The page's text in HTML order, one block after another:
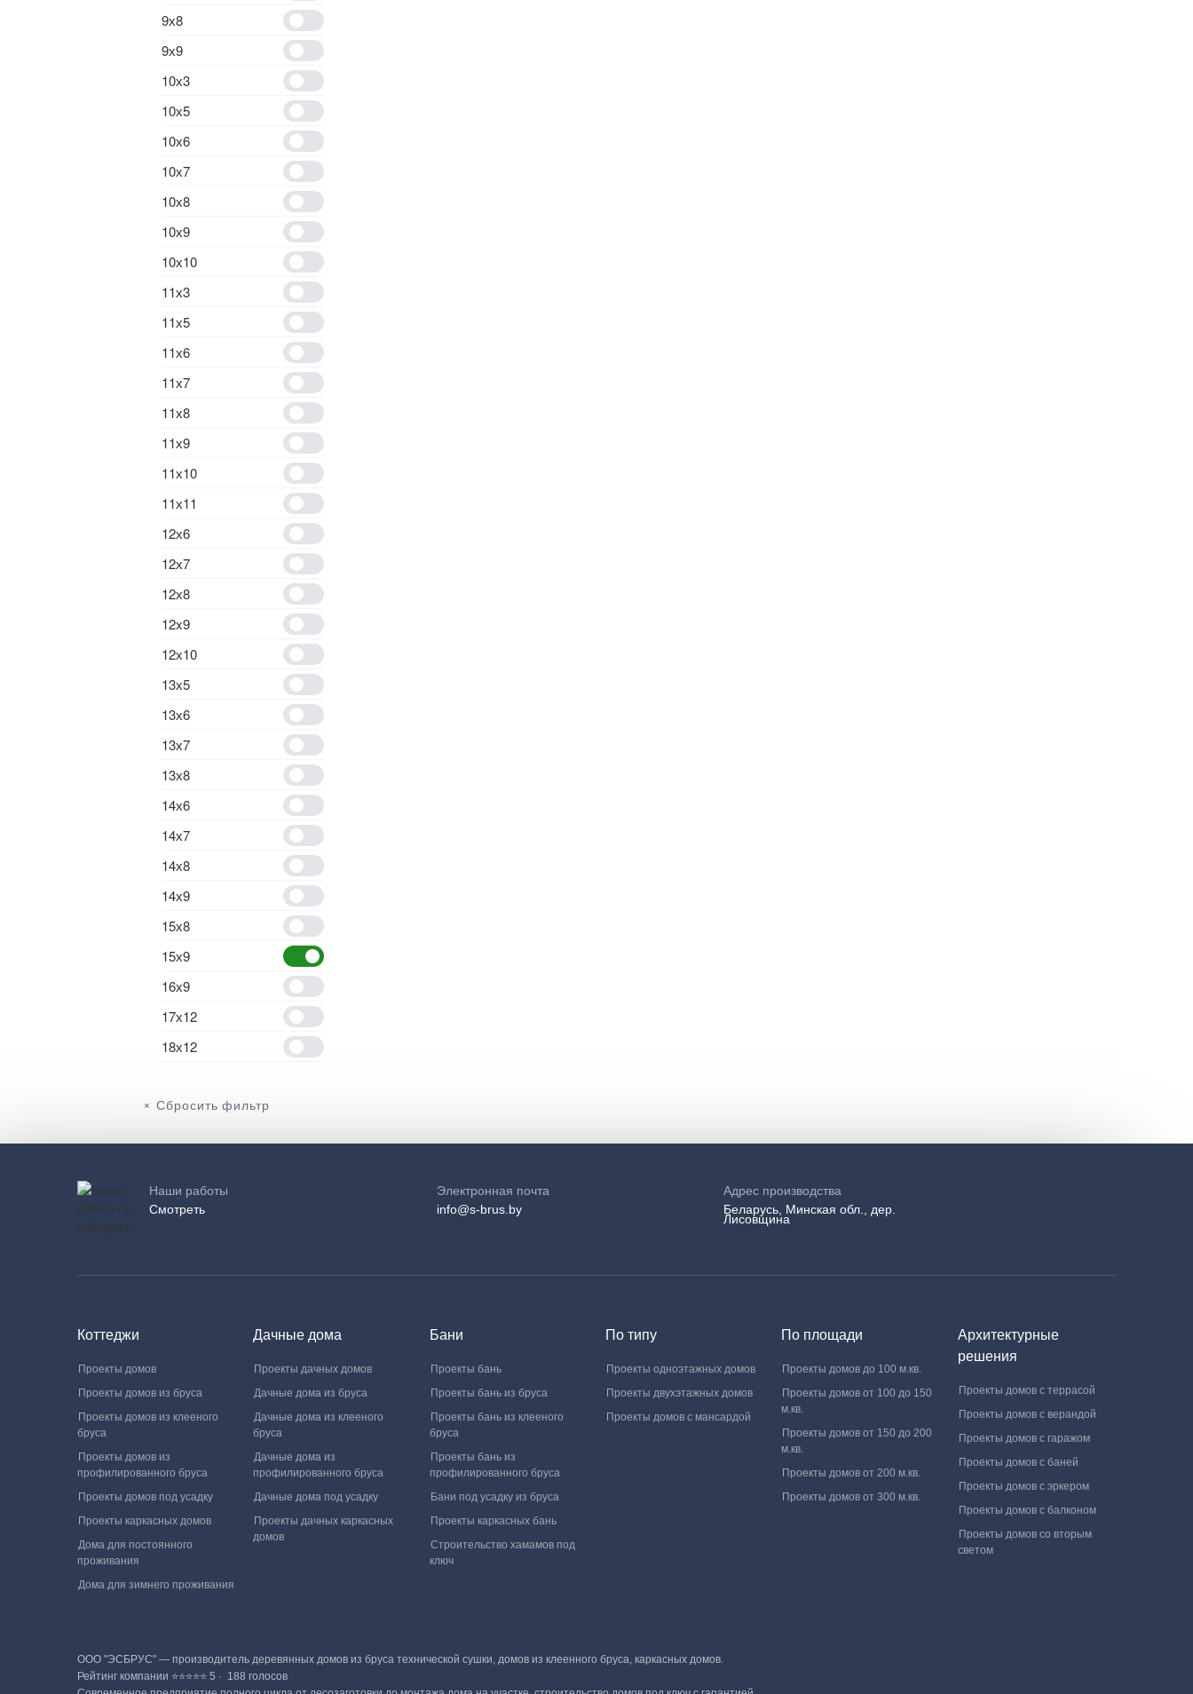
9х8
9х9
10х3
10х5
10х6
10х7
10х8
10х9
10х10
11х3
11х5
11х6
11х7
11х8
11х9
11х10
11х11
12х6
12х7
12х8
12x9
12х10
13х5
13х6
13х7
13х8
14х6
14х7
14х8
14х9
15х8
15х9
16х9
17х12
18х12
Сбросить фильтр
Наши работы
Смотреть
Электронная почта
info@s-brus.by
Адрес производства
Беларусь, Минская обл., дер.
Лисовщина
Коттеджи
Проекты домов
Проекты домов из бруса
Проекты домов из клееного
бруса
Проекты домов из
профилированного бруса
Проекты домов под усадку
Проекты каркасных домов
Дома для постоянного
проживания
Дома для зимнего проживания
Дачные дома
Проекты дачных домов
Дачные дома из бруса
Дачные дома из клееного
бруса
Дачные дома из
профилированного бруса
Дачные дома под усадку
Проекты дачных каркасных
домов
Бани
Проекты бань
Проекты бань из бруса
Проекты бань из клееного
бруса
Проекты бань из
профилированного бруса
Бани под усадку из бруса
Проекты каркасных бань
Строительство хамамов под
ключ
По типу
Проекты одноэтажных домов
Проекты двухэтажных домов
Проекты домов с мансардой
По площади
Проекты домов до 100 м.кв.
Проекты домов от 100 до 150
м.кв.
Проекты домов от 150 до 200
м.кв.
Проекты домов от 200 м.кв.
Проекты домов от 300 м.кв.
Архитектурные
решения
Проекты домов с террасой
Проекты домов с верандой
Проекты домов с гаражом
Проекты домов с баней
Проекты домов с эркером
Проекты домов с балконом
Проекты домов со вторым
светом
ООО "ЭСБРУС" — производитель деревянных домов из бруса технической сушки, домов из клеенного бруса, каркасных домов.
Рейтинг компании ⭐⭐⭐⭐⭐ 5 · ‎ 188 голосов